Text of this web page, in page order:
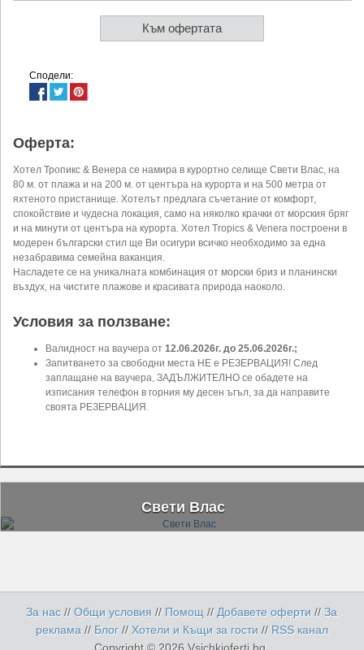
Към офертата
Сподели:
Оферта:
Хотел Тропикс & Венера се намира в курортно селище Свети Влас, на
80 м. от плажа и на 200 м. от центъра на курорта и на 500 метра от
яхтеното пристанище. Хотелът предлага съчетание от комфорт,
спокойствие и чудесна локация, само на няколко крачки от морския бряг
и на минути от центъра на курорта. Хотел Tropics & Venera построени в
модерен български стил ще Ви осигури всичко необходимо за една
незабравима семейна ваканция.
Насладете се на уникалната комбинация от морски бриз и планински
въздух, на чистите плажове и красивата природа наоколо.
Условия за ползване:
Валидност на ваучера от 12.06.2026г. до 25.06.2026г.;
Запитването за свободни места НЕ е РЕЗЕРВАЦИЯ! След
заплащане на ваучера, ЗАДЪЛЖИТЕЛНО се обадете на
изписания телефон в горния му десен ъгъл, за да направите
своята РЕЗЕРВАЦИЯ.
Свети Влас
За нас //Общи условия // Помощ //Добавете оферти//За
реклама // Блог //Хотели и Къщи за гости // RSS канал